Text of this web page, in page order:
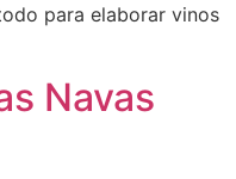
para elaborar vinos
Navas